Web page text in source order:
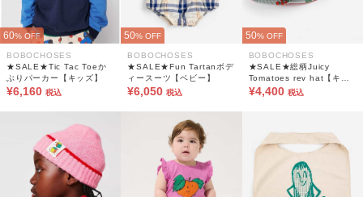
60% OFF
BOBOCHOSES
★SALE★Tic Tac Toeか
ぶりパーカー【キッズ】
¥6,160 税込
50% OFF
BOBOCHOSES
★SALE★Fun Tartanボデ
ィースーツ【ベビー】
¥6,050 税込
50% OFF
BOBOCHOSES
★SALE★総柄Juicy
Tomatoes rev hat【キッ
ズ】
¥4,400 税込